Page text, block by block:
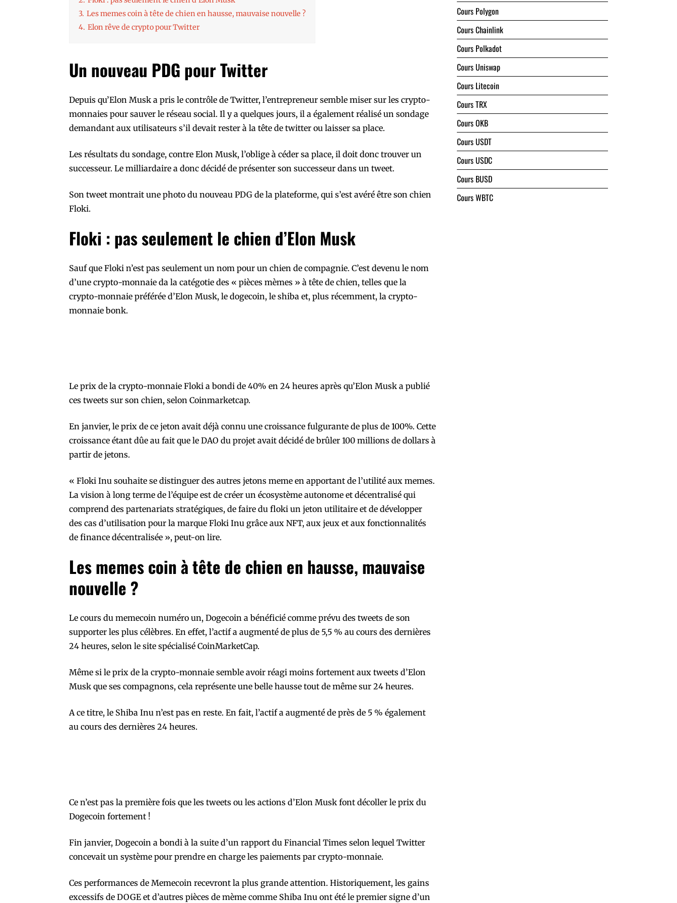
3. Les memes coin à tête de chien en hausse, mauvaise nouvelle ?
4. Elon rêve de crypto pour Twitter
Un nouveau PDG pour Twitter
Depuis qu’Elon Musk a pris le contrôle de Twitter, l’entrepreneur semble miser sur les crypto-
monnaies pour sauver le réseau social. Il y a quelques jours, il a également réalisé un sondage
demandant aux utilisateurs s’il devait rester à la tête de twitter ou laisser sa place.
Les résultats du sondage, contre Elon Musk, l’oblige à céder sa place, il doit donc trouver un
successeur. Le milliardaire a donc décidé de présenter son successeur dans un tweet.
Son tweet montrait une photo du nouveau PDG de la plateforme, qui s’est avéré être son chien
Floki.
Floki : pas seulement le chien d’Elon Musk
Sauf que Floki n’est pas seulement un nom pour un chien de compagnie. C’est devenu le nom
d’une crypto-monnaie da la catégotie des « pièces mèmes » à tête de chien, telles que la
crypto-monnaie préférée d’Elon Musk, le dogecoin, le shiba et, plus récemment, la crypto-
monnaie bonk.
Le prix de la crypto-monnaie Floki a bondi de 40% en 24 heures après qu’Elon Musk a publié
ces tweets sur son chien, selon Coinmarketcap.
En janvier, le prix de ce jeton avait déjà connu une croissance fulgurante de plus de 100%. Cette
croissance étant dûe au fait que le DAO du projet avait décidé de brûler 100 millions de dollars à
partir de jetons.
« Floki Inu souhaite se distinguer des autres jetons meme en apportant de l’utilité aux memes.
La vision à long terme de l’équipe est de créer un écosystème autonome et décentralisé qui
comprend des partenariats stratégiques, de faire du floki un jeton utilitaire et de développer
des cas d’utilisation pour la marque Floki Inu grâce aux NFT, aux jeux et aux fonctionnalités
de finance décentralisée », peut-on lire.
Les memes coin à tête de chien en hausse, mauvaise
nouvelle ?
Le cours du memecoin numéro un, Dogecoin a bénéficié comme prévu des tweets de son
supporter les plus célèbres. En effet, l’actif a augmenté de plus de 5,5 % au cours des dernières
24 heures, selon le site spécialisé CoinMarketCap.
Même si le prix de la crypto-monnaie semble avoir réagi moins fortement aux tweets d’Elon
Musk que ses compagnons, cela représente une belle hausse tout de même sur 24 heures.
A ce titre, le Shiba Inu n’est pas en reste. En fait, l’actif a augmenté de près de 5 % également
au cours des dernières 24 heures.
Ce n’est pas la première fois que les tweets ou les actions d’Elon Musk font décoller le prix du
Dogecoin fortement !
Fin janvier, Dogecoin a bondi à la suite d’un rapport du Financial Times selon lequel Twitter
concevait un système pour prendre en charge les paiements par crypto-monnaie.
Ces performances de Memecoin recevront la plus grande attention. Historiquement, les gains
excessifs de DOGE et d’autres pièces de mème comme Shiba Inu ont été le premier signe d’un
Cours Polygon
Cours Chainlink
Cours Polkadot
Cours Uniswap
Cours Litecoin
Cours TRX
Cours OKB
Cours USDT
Cours USDC
Cours BUSD
Cours WBTC